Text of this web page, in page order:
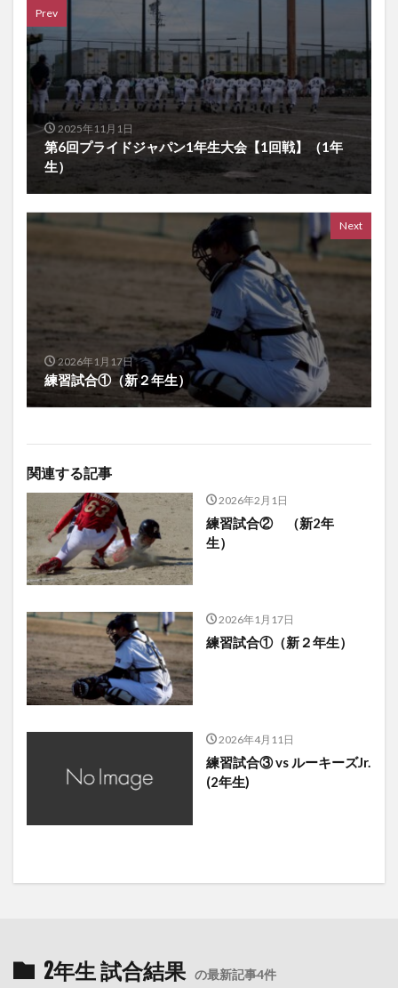
Prev
2025年11月1日
第6回プライドジャパン1年生大会【1回戦】（1年
生）
Next
2026年1月17日
練習試合①（新２年生）
関連する記事
2026年2月1日
練習試合② （新2年
生）
2026年1月17日
練習試合①（新２年生）
2026年4月11日
練習試合③ vs ルーキーズJr.
(2年生)
2年生 試合結果 の最新記事4件